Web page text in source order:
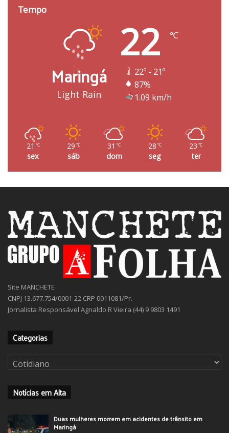
Tempo
Maringá
Light Rain
22 ℃
22º - 21º
87%
1.09 km/h
21 ℃
sex
29 ℃
sáb
31 ℃
dom
28 ℃
seg
23 ℃
ter
Site MANCHETE
CNPJ 13.677.754/0001-22 CRP 0011081/Pr.
Jornalista Responsável Agnaldo R Vieira (44) 9 9803 1491
Categorias
Categorias
Notícias em Alta
Duas mulheres morrem em acidentes de trânsito em
Maringá